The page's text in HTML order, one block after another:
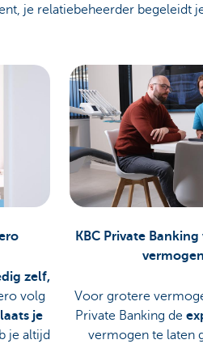
je relatiebeheerder begeleidt
zelf,
volg
je
je altijd
KBC Private
Voor grotere
Private Banking de
vermogen te laten